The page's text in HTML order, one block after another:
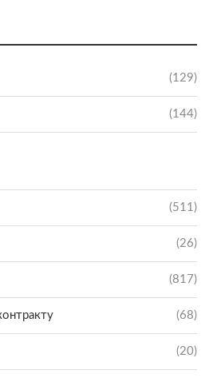
(129)
(144)
(511)
(26)
(817)
(68)
(20)